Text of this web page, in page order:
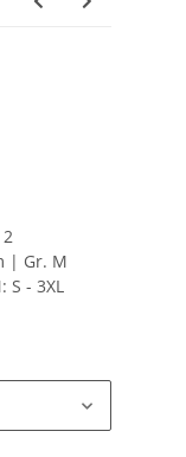
| Gr. M
S - 3XL